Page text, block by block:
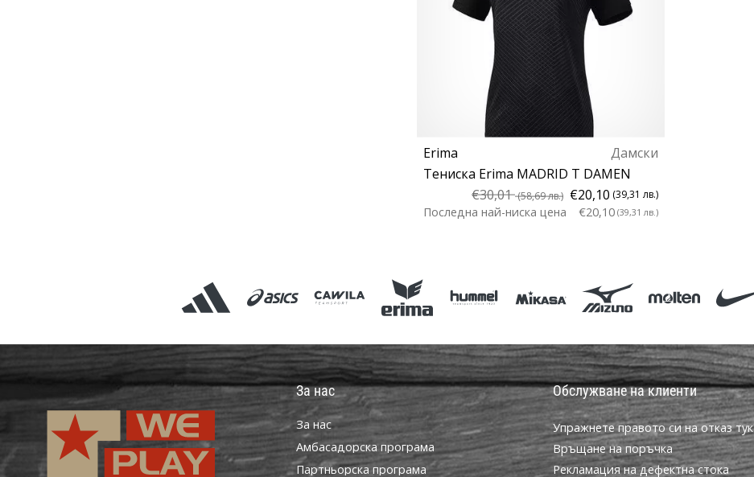
Erima
Дамски
Тениска Erima MADRID T DAMEN
€30,01(58,69 лв.) €20,10 (39,31 лв.)
Последна най-ниска цена €20,10 (39,31 лв.)
За нас
За нас
Aмбасадорска програма
Партньорска програма
Обслужване на клиенти
Упражнете правото си на отказ тук
Връщане на поръчка
Рекламация на дефектна стока